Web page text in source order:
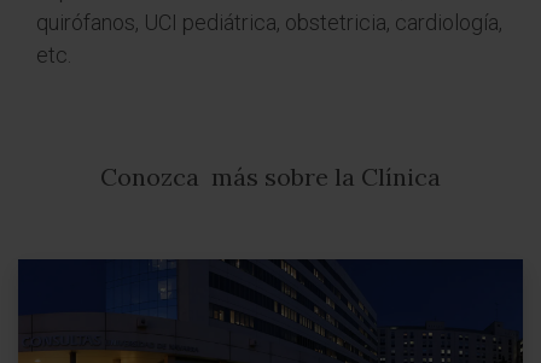
quirófanos, UCI pediátrica, obstetricia, cardiología,
etc.
Conozca más sobre la Clínica